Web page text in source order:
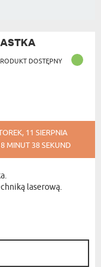
DOSTĘPNY
11 SIERPNIA
MINUT 37 SEKUND
laserową.